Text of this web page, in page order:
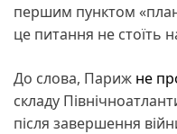
першим пунктом
це питання не стоїть
До слова, Париж не
складу
після завершення